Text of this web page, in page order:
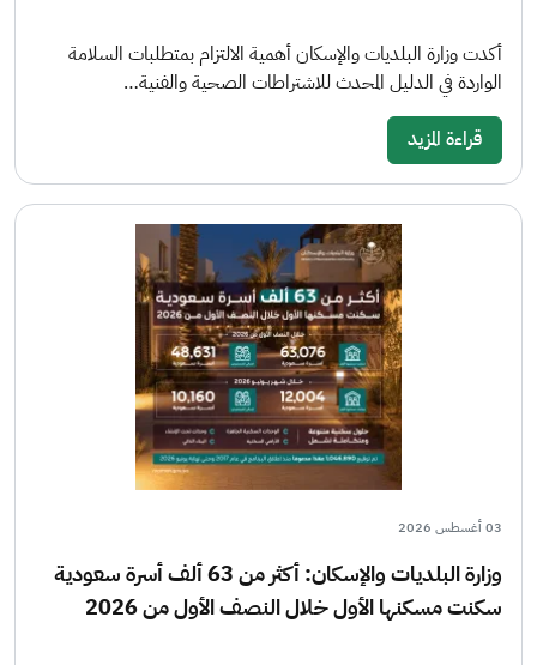
أكدت وزارة البلديات والإسكان أهمية الالتزام بمتطلبات السلامة
الواردة في الدليل المحدث للاشتراطات الصحية والفنية…
قراءة المزيد
03 أغسطس 2026
وزارة البلديات والإسكان: أكثر من 63 ألف أسرة سعودية
سكنت مسكنها الأول خلال النصف الأول من 2026